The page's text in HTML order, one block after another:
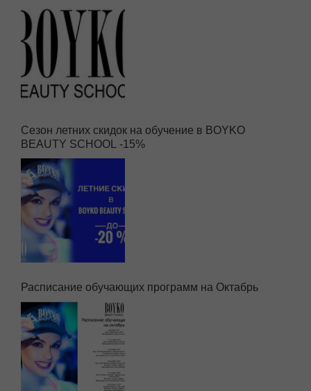
Сезон летних скидок на обучение в BOYKO
BEAUTY SCHOOL -15%
Расписание обучающих программ на Октабрь